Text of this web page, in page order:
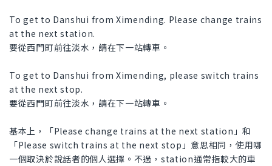
To get to Danshui from Ximending. Please change trains
at the next station.
要從西門町前往淡水，請在下一站轉車。
To get to Danshui from Ximending, please switch trains
at the next stop.
要從西門町前往淡水，請在下一站轉車。
基本上，「Please change trains at the next station」和
「Please switch trains at the next stop」意思相同，使用哪
一個取決於說話者的個人選擇。不過，station通常指較大的車